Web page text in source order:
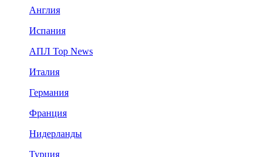
Англия
Испания
АПЛ Top News
Италия
Германия
Франция
Нидерланды
Турция